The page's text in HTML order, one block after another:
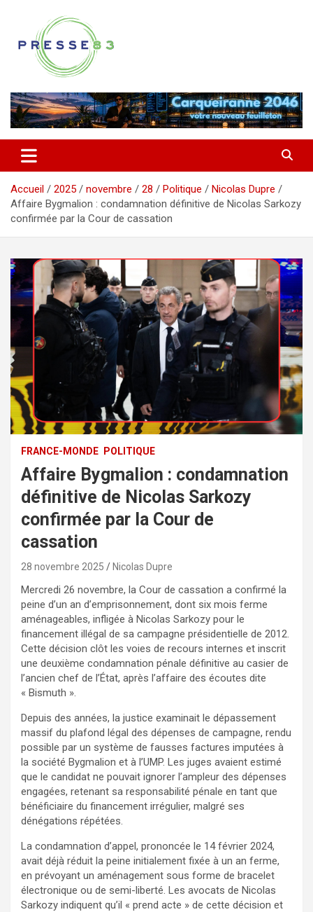
contenu
Presse 83
Accueil 2025 novembre 28 Politique
Nicolas Dupre
Affaire Bygmalion : condamnation définitive de Nicolas Sarkozy
confirmée par la Cour de cassation
FRANCE-MONDE POLITIQUE
Affaire Bygmalion : condamnation
définitive de Nicolas Sarkozy
confirmée par la Cour de
cassation
28 novembre 2025 Nicolas Dupre
Mercredi 26 novembre, la Cour de cassation a confirmé la
peine d’un an d’emprisonnement, dont six mois ferme
aménageables, infligée à Nicolas Sarkozy pour le
financement illégal de sa campagne présidentielle de 2012.
Cette décision clôt les voies de recours internes et inscrit
une deuxième condamnation pénale définitive au casier de
l’ancien chef de l’État, après l’affaire des écoutes dite
« Bismuth ».​
Depuis des années, la justice examinait le dépassement
massif du plafond légal des dépenses de campagne, rendu
possible par un système de fausses factures imputées à
la société Bygmalion et à l’UMP. Les juges avaient estimé
que le candidat ne pouvait ignorer l’ampleur des dépenses
engagées, retenant sa responsabilité pénale en tant que
bénéficiaire du financement irrégulier, malgré ses
dénégations répétées.
La condamnation d’appel, prononcée le 14 février 2024,
avait déjà réduit la peine initialement fixée à un an ferme,
en prévoyant un aménagement sous forme de bracelet
électronique ou de semi-liberté. Les avocats de Nicolas
Sarkozy indiquent qu’il « prend acte » de cette décision et